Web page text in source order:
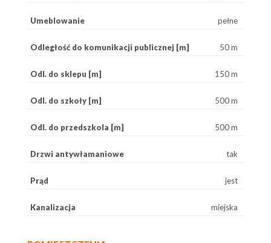
Umeblowanie pełne
Odległość do komunikacji publicznej [m] 50 m
Odl. do sklepu [m] 150 m
Odl. do szkoły [m] 500 m
Odl. do przedszkola [m] 500 m
Drzwi antywłamaniowe tak
Prąd jest
Kanalizacja miejska